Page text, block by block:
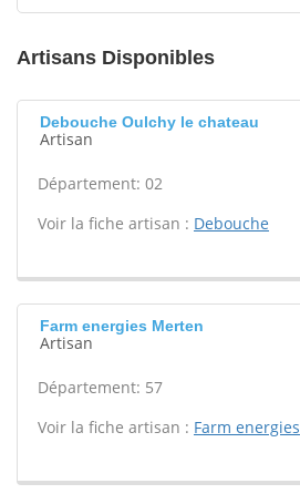
Artisans Disponibles
Debouche Oulchy le chateau
Artisan
Département: 02
Voir la fiche artisan : Debouche
Farm energies Merten
Artisan
Département: 57
Voir la fiche artisan : Farm energies